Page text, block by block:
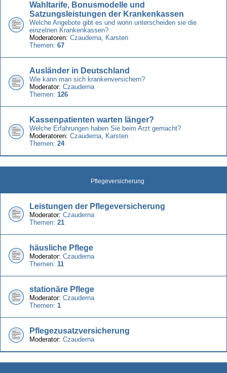
Wahltarife, Bonusmodelle und
Satzungsleistungen der Krankenkassen
Welche Angebote gibt es und worin unterscheiden sie die
einzelnen Krankenkassen?
Moderatoren: Czauderna, Karsten
Themen: 67
Ausländer in Deutschland
Wie kann man sich krankenversichern?
Moderator: Czauderna
Themen: 126
Kassenpatienten warten länger?
Welche Erfahrungen haben Sie beim Arzt gemacht?
Moderatoren: Czauderna, Karsten
Themen: 24
Pflegeversicherung
Leistungen der Pflegeversicherung
Moderator: Czauderna
Themen: 21
häusliche Pflege
Moderator: Czauderna
Themen: 11
stationäre Pflege
Moderator: Czauderna
Themen: 1
Pflegezusatzversicherung
Moderator: Czauderna